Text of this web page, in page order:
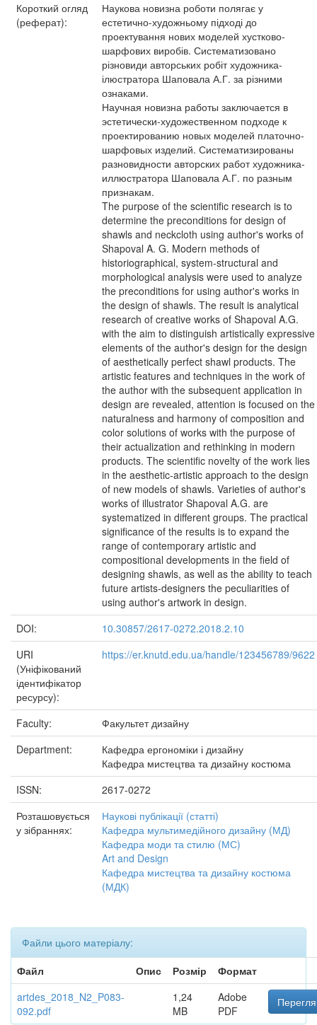
Короткий огляд
(реферат):
Наукова новизна роботи полягає у
естетично-художньому підході до
проектування нових моделей хустково-
шарфових виробів. Систематизовано
різновиди авторських робіт художника-
ілюстратора Шаповала А.Г. за різними
ознаками.
Научная новизна работы заключается в
эстетически-художественном подходе к
проектированию новых моделей платочно-
шарфовых изделий. Систематизированы
разновидности авторских работ художника-
иллюстратора Шаповала А.Г. по разным
признакам.
The purpose of the scientific research is to
determine the preconditions for design of
shawls and neckcloth using author's works of
Shapoval A. G. Modern methods of
historiographical, system-structural and
morphological analysis were used to analyze
the preconditions for using author's works in
the design of shawls. The result is analytical
research of creative works of Shapoval A.G.
with the aim to distinguish artistically expressive
elements of the author's design for the design
of aesthetically perfect shawl products. The
artistic features and techniques in the work of
the author with the subsequent application in
design are revealed, attention is focused on the
naturalness and harmony of composition and
color solutions of works with the purpose of
their actualization and rethinking in modern
products. The scientific novelty of the work lies
in the aesthetic-artistic approach to the design
of new models of shawls. Varieties of author's
works of illustrator Shapoval A.G. are
systematized in different groups. The practical
significance of the results is to expand the
range of contemporary artistic and
compositional developments in the field of
designing shawls, as well as the ability to teach
future artists-designers the peculiarities of
using author's artwork in design.
DOI:
10.30857/2617-0272.2018.2.10
URI
(Уніфікований
ідентифікатор
ресурсу):
https://er.knutd.edu.ua/handle/123456789/9622
Faculty:
Факультет дизайну
Department:
Кафедра ергономіки і дизайну
Кафедра мистецтва та дизайну костюма
ISSN:
2617-0272
Розташовується
у зібраннях:
Наукові публікації (статті)
Кафедра мультимедійного дизайну (МД)
Кафедра моди та стилю (МС)
Art and Design
Кафедра мистецтва та дизайну костюма
(МДК)
Файли цього матеріалу:
Файл
Опис Розмір
Формат
artdes_2018_N2_P083-
092.pdf
1,24
MB
Adobe
PDF